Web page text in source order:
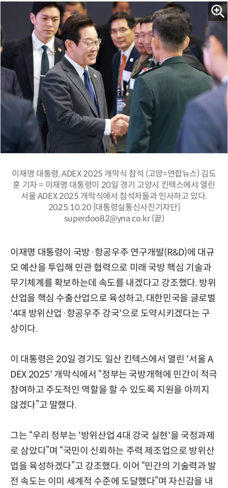
이재명 대통령, ADEX 2025 개막식 참석 (고양=연합뉴스) 김도
훈 기자 = 이재명 대통령이 20일 경기 고양시 킨텍스에서 열린
서울 ADEX 2025 개막식에서 참석자들과 인사하고 있다.
2025.10.20 [대통령실통신사진기자단]
superdoo82@yna.co.kr (끝)
이재명 대통령이 국방·항공우주 연구개발(R&D)에 대규
모 예산을 투입해 민관 협력으로 미래 국방 핵심 기술과
무기체계를 확보하는데 속도를 내겠다고 강조했다. 방위
산업을 핵심 수출산업으로 육성하고, 대한민국을 글로벌
'4대 방위산업·항공우주 강국'으로 도약시키겠다는 구
상이다.
이 대통령은 20일 경기도 일산 킨텍스에서 열린 '서울 A
DEX 2025' 개막식에서 “정부는 국방개혁에 민간이 적극
참여하고 주도적인 역할을 할 수 있도록 지원을 아끼지
않겠다”고 말했다.
그는 “우리 정부는 '방위산업 4대 강국 실현'을 국정과제
로 삼았다”며 “국민이 신뢰하는 주력 제조업으로 방위산
업을 육성하겠다”고 강조했다. 이어 “민간의 기술력과 발
전 속도는 이미 세계적 수준에 도달했다”며 자신감을 내